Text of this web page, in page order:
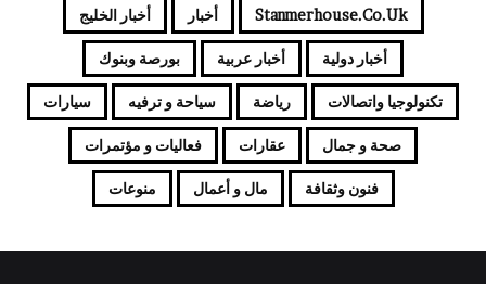
Stanmerhouse.co.uk أخبار أخبار الخليج
أخبار دولية أخبار عربية بورصة وبنوك
تكنولوجيا واتصالات رياضة سياحة و ترفيه سيارات
صحة و جمال عقارات فعاليات و مؤتمرات
فنون وثقافة مال و أعمال منوعات